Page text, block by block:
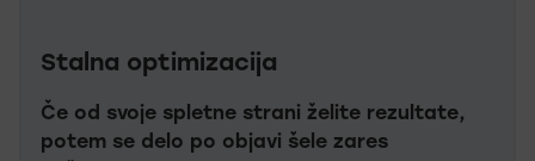
Stalna optimizacija
Če od svoje spletne strani želite rezultate,
potem se delo po objavi šele zares